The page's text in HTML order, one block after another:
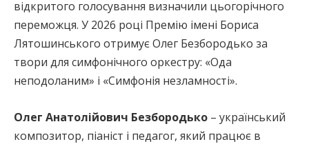
відкритого голосування визначили цьогорічного
переможця. У 2026 році Премію імені Бориса
Лятошинського отримує Олег Безбородько за
твори для симфонічного оркестру: «Ода
неподоланим» і «Симфонія незламності».
Олег Анатолійович Безбородько – український
композитор, піаніст і педагог, який працює в